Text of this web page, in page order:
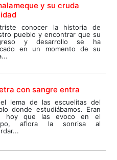
y su cruda
conocer la historia de
pueblo y encontrar que su
y desarrollo se ha
en un momento de su
con sangre entra
lema de las escuelitas del
donde estudiábamos. Eran
hoy que las evoco en el
aflora la sonrisa al